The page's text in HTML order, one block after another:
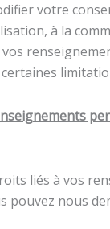
votre
à la
liés à vos
pouvez nous